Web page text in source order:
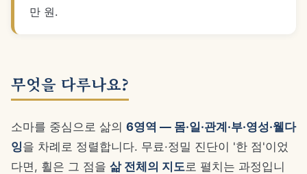
만 원.
무엇을 다루나요?
소마를 중심으로 삶의 6영역 — 몸·일·관계·부·영성·웰다
잉을 차례로 정렬합니다. 무료·정밀 진단이 '한 점'이었
다면, 휠은 그 점을 삶 전체의 지도로 펼치는 과정입니